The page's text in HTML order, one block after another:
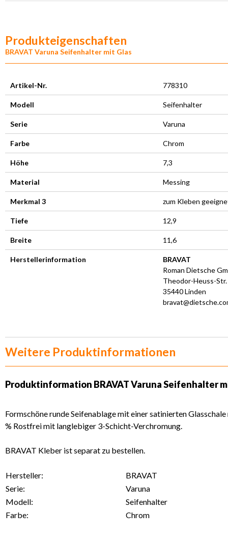
Produkteigenschaften
BRAVAT Varuna Seifenhalter mit Glas
Artikel-Nr. 778310
Modell Seifenhalter
Serie Varuna
Farbe Chrom
Höhe 7,3
Material Messing
Merkmal 3 zum Kleben
Tiefe 12,9
Breite 11,6
Herstellerinformation
BRAVAT
Roman Dietsche
Theodor-Heuss-Str.
35440 Linden
Weitere Produktinformationen
Produktinformation BRAVAT Varuna Seifenhalter
Formschöne runde Seifenablage mit einer satinierten
% Rostfrei mit langlebiger 3-Schicht-Verchromung.
BRAVAT Kleber ist separat zu bestellen.
Hersteller:
BRAVAT
Serie:
Varuna
Modell:
Seifenhalter
Farbe:
Chrom